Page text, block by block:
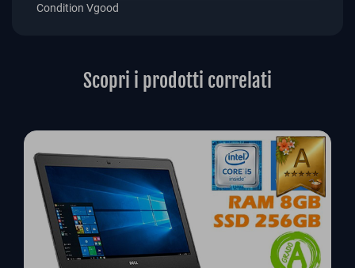
Condition Vgood
Scopri i prodotti correlati